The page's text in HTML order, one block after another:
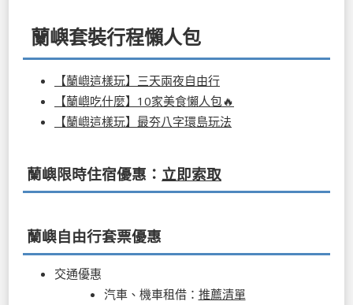
蘭嶼套裝行程懶人包
【蘭嶼這樣玩】三天兩夜自由行
【蘭嶼吃什麼】10家美食懶人包🔥
【蘭嶼這樣玩】最夯八字環島玩法
蘭嶼限時住宿優惠： 立即索取
蘭嶼自由行套票優惠
交通優惠
汽車、機車租借： 推薦清單